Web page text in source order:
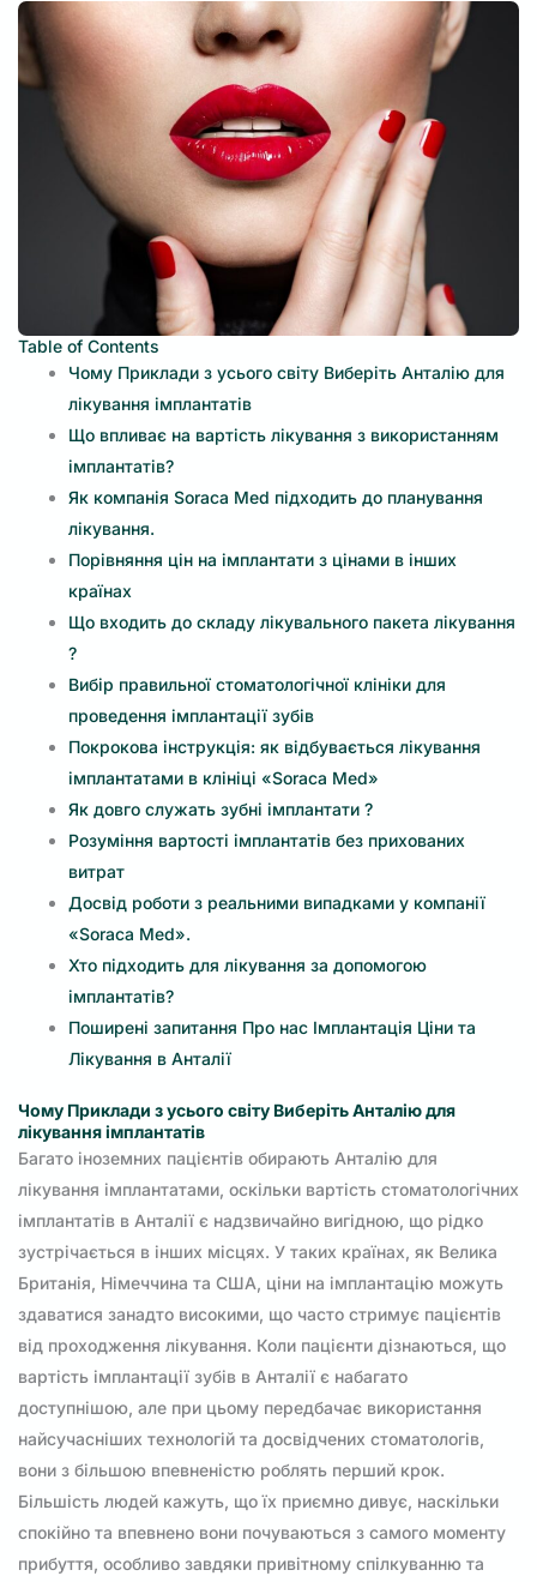
Table of Contents
Чому Приклади з усього світу Виберіть Анталію для
лікування імплантатів
Що впливає на вартість лікування з використанням
імплантатів?
Як компанія Soraca Med підходить до планування
лікування.
Порівняння цін на імплантати з цінами в інших
країнах
Що входить до складу лікувального пакета лікування
?
Вибір правильної стоматологічної клініки для
проведення імплантації зубів
Покрокова інструкція: як відбувається лікування
імплантатами в клініці «Soraca Med»
Як довго служать зубні імплантати ?
Розуміння вартості імплантатів без прихованих
витрат
Досвід роботи з реальними випадками у компанії
«Soraca Med».
Хто підходить для лікування за допомогою
імплантатів?
Поширені запитання Про нас Імплантація Ціни та
Лікування в Анталії
Чому Приклади з усього світу Виберіть Анталію для
лікування імплантатів
Багато іноземних пацієнтів обирають Анталію для
лікування імплантатами, оскільки вартість стоматологічних
імплантатів в Анталії є надзвичайно вигідною, що рідко
зустрічається в інших місцях. У таких країнах, як Велика
Британія, Німеччина та США, ціни на імплантацію можуть
здаватися занадто високими, що часто стримує пацієнтів
від проходження лікування. Коли пацієнти дізнаються, що
вартість імплантації зубів в Анталії є набагато
доступнішою, але при цьому передбачає використання
найсучасніших технологій та досвідчених стоматологів,
вони з більшою впевненістю роблять перший крок.
Більшість людей кажуть, що їх приємно дивує, наскільки
спокійно та впевнено вони почуваються з самого моменту
прибуття, особливо завдяки привітному спілкуванню та